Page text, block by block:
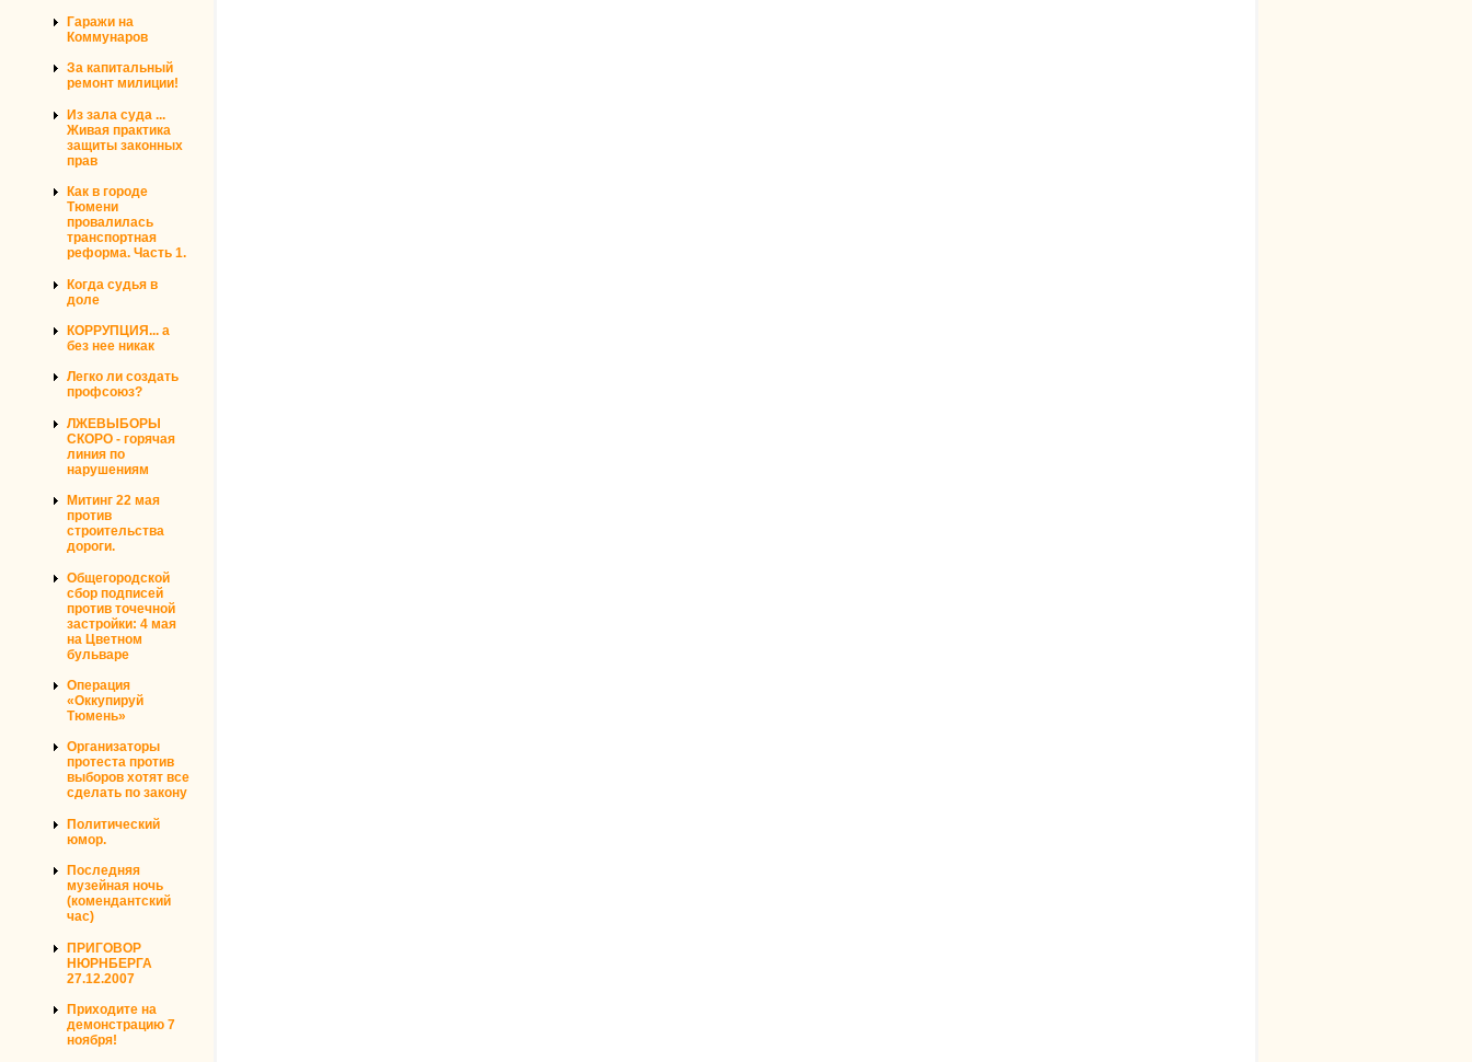
Гаражи на
Коммунаров
За капитальный
ремонт милиции!
Из зала суда ...
Живая практика
защиты законных
прав
Как в городе
Тюмени
провалилась
транспортная
реформа. Часть 1.
Когда судья в
доле
КОРРУПЦИЯ... а
без нее никак
Легко ли создать
профсоюз?
ЛЖЕВЫБОРЫ
СКОРО - горячая
линия по
нарушениям
Митинг 22 мая
против
строительства
дороги.
Общегородской
сбор подписей
против точечной
застройки: 4 мая
на Цветном
бульваре
Операция
«Оккупируй
Тюмень»
Организаторы
протеста против
выборов хотят все
сделать по закону
Политический
юмор.
Последняя
музейная ночь
(комендантский
час)
ПРИГОВОР
НЮРНБЕРГА
27.12.2007
Приходите на
демонстрацию 7
ноября!